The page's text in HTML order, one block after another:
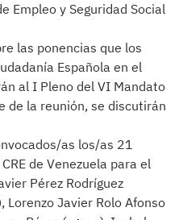
Empleo y Seguridad Social
las ponencias que los
Española en el
al I Pleno del VI Mandato
de la reunión, se discutirán
as los/as 21
de Venezuela para el
Pérez Rodríguez
Lorenzo Javier Rolo Afonso